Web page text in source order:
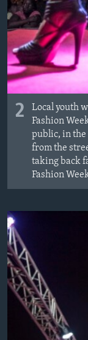
2
Local youth
Fashion
public, in the
from the
taking back
Fashion